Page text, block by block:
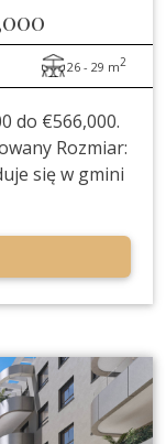
26 - 29 m2
do €566,000.
Rozmiar:
się w gmini